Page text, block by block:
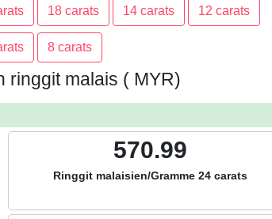
18 carats 14 carats 12 carats
8 carats
ringgit malais ( MYR)
570.99
Ringgit malaisien/Gramme 24 carats